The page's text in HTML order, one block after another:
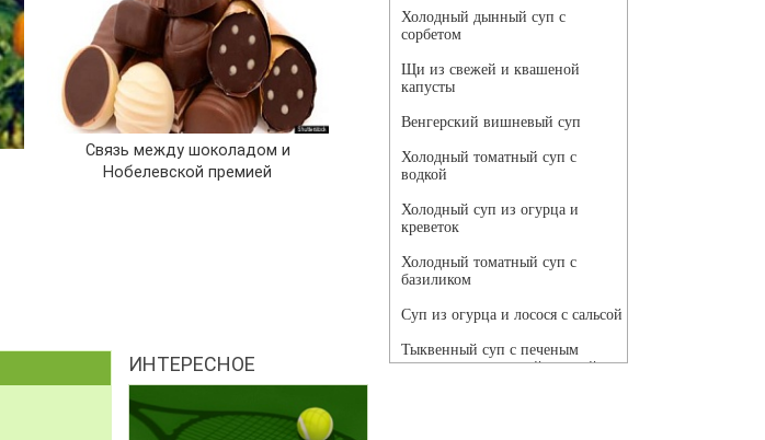
Связь между шоколадом и
Нобелевской премией
ИНТЕРЕСНОЕ
Холодный дынный суп с
сорбетом
Щи из свежей и квашеной
капусты
Венгерский вишневый суп
Холодный томатный суп с
водкой
Холодный суп из огурца и
креветок
Холодный томатный суп с
базиликом
Суп из огурца и лосося с сальсой
Тыквенный суп с печеным
чесноком и томатной сальсой